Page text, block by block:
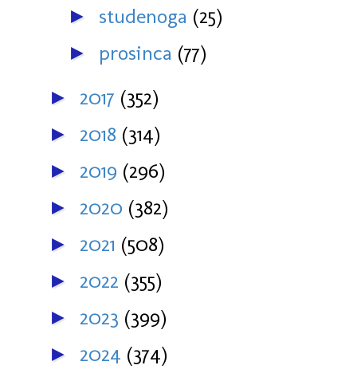
► studenoga (25)
► prosinca (77)
► 2017 (352)
► 2018 (314)
► 2019 (296)
► 2020 (382)
► 2021 (508)
► 2022 (355)
► 2023 (399)
► 2024 (374)